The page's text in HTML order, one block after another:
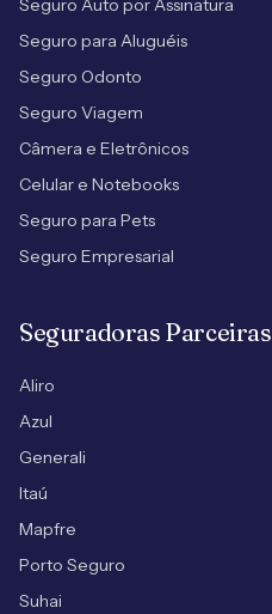
Seguro Auto por Assinatura
Seguro para Aluguéis
Seguro Odonto
Seguro Viagem
Câmera e Eletrônicos
Celular e Notebooks
Seguro para Pets
Seguro Empresarial
Seguradoras Parceiras
Aliro
Azul
Generali
Itaú
Mapfre
Porto Seguro
Suhai